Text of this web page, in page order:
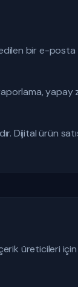
bir e-
yapay
Dijital ürün
üreticileri